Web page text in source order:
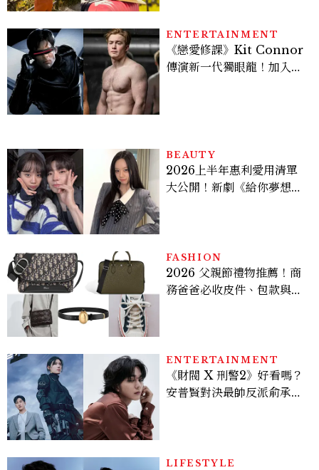
ENTERTAINMENT
《戀愛修課》Kit Connor
傳演新一代獨眼龍！加入新
BEAUTY
2026上半年惠利愛用清單
大公開！新劇《給你夢想》
FASHION
2026 父親節禮物推薦！商
務爸爸必收皮件、包款與鞋
ENTERTAINMENT
《財閥 X 刑警2》好看嗎？
安普賢對決最帥反派俞承
多大？
LIFESTYLE